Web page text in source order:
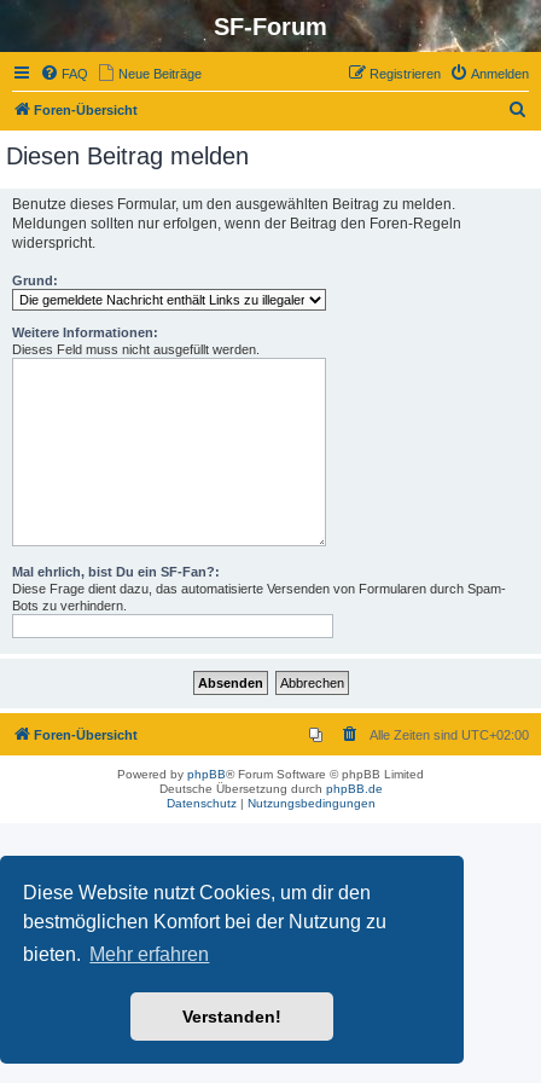
Diese Website nutzt Cookies, um dir den
bestmöglichen Komfort bei der Nutzung zu
bieten. Mehr erfahren
Verstanden!
SF-Forum
FAQ Neue Beiträge Anmelden
Registrieren
Foren-Übersicht
Diesen Beitrag melden
Benutze dieses Formular, um den ausgewählten Beitrag zu melden.
Meldungen sollten nur erfolgen, wenn der Beitrag den Foren-Regeln
widerspricht.
Grund:
Weitere Informationen:
Dieses Feld muss nicht ausgefüllt werden.
Mal ehrlich, bist Du ein SF-Fan?:
Diese Frage dient dazu, das automatisierte Versenden von Formularen durch Spam-
Bots zu verhindern.
Foren-Übersicht Alle Zeiten sind UTC+02:00
Powered by phpBB® Forum Software © phpBB Limited
Deutsche Übersetzung durch phpBB.de
Datenschutz| Nutzungsbedingungen